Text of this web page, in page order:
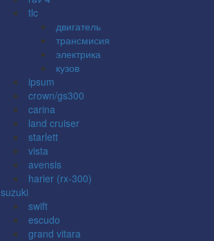
tlc
двигатель
трансмисия
электрика
кузов
ipsum
crown/gs300
carina
land cruiser
starlett
vista
avensis
harier (rx-300)
suzuki
swift
escudo
grand vitara